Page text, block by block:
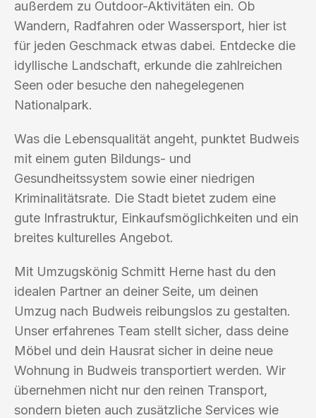
außerdem zu Outdoor-Aktivitäten ein. Ob
Wandern, Radfahren oder Wassersport, hier ist
für jeden Geschmack etwas dabei. Entdecke die
idyllische Landschaft, erkunde die zahlreichen
Seen oder besuche den nahegelegenen
Nationalpark.
Was die Lebensqualität angeht, punktet Budweis
mit einem guten Bildungs- und
Gesundheitssystem sowie einer niedrigen
Kriminalitätsrate. Die Stadt bietet zudem eine
gute Infrastruktur, Einkaufsmöglichkeiten und ein
breites kulturelles Angebot.
Mit Umzugskönig Schmitt Herne hast du den
idealen Partner an deiner Seite, um deinen
Umzug nach Budweis reibungslos zu gestalten.
Unser erfahrenes Team stellt sicher, dass deine
Möbel und dein Hausrat sicher in deine neue
Wohnung in Budweis transportiert werden. Wir
übernehmen nicht nur den reinen Transport,
sondern bieten auch zusätzliche Services wie